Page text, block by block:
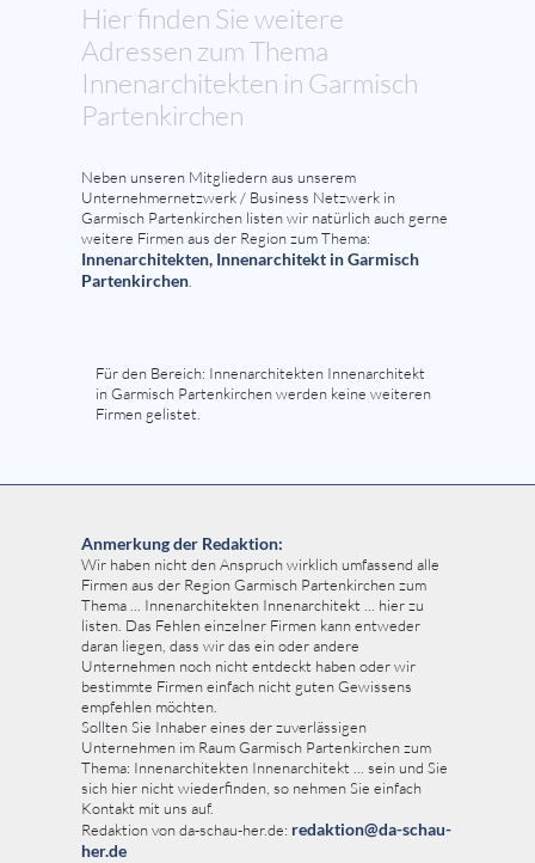
Hier finden Sie weitere
Adressen zum Thema
Innenarchitekten in Garmisch
Partenkirchen
Neben unseren Mitgliedern aus unserem
Unternehmernetzwerk / Business Netzwerk in
Garmisch Partenkirchen listen wir natürlich auch gerne
weitere Firmen aus der Region zum Thema:
Innenarchitekten, Innenarchitekt in Garmisch
Partenkirchen.
Für den Bereich: Innenarchitekten Innenarchitekt
in Garmisch Partenkirchen werden keine weiteren
Firmen gelistet.
Anmerkung der Redaktion:
Wir haben nicht den Anspruch wirklich umfassend alle
Firmen aus der Region Garmisch Partenkirchen zum
Thema ... Innenarchitekten Innenarchitekt ... hier zu
listen. Das Fehlen einzelner Firmen kann entweder
daran liegen, dass wir das ein oder andere
Unternehmen noch nicht entdeckt haben oder wir
bestimmte Firmen einfach nicht guten Gewissens
empfehlen möchten.
Sollten Sie Inhaber eines der zuverlässigen
Unternehmen im Raum Garmisch Partenkirchen zum
Thema: Innenarchitekten Innenarchitekt ... sein und Sie
sich hier nicht wiederfinden, so nehmen Sie einfach
Kontakt mit uns auf.
Redaktion von da-schau-her.de: redaktion@da-schau-
her.de